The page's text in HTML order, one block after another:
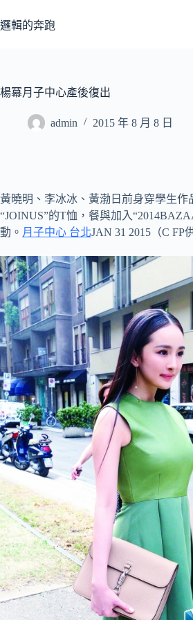
至
容
邏輯的奔跑
楊冪月子中心產後復出
admin 2015 年 8 月 8 日
黃曉明、李冰冰、黃渤日前身穿學生作
“JOINUS”的T恤，餐與加入
動。 月子中心 台北JAN 31 2015（C FP